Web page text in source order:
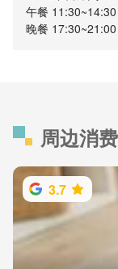
午餐
晚餐
周边消
3.7